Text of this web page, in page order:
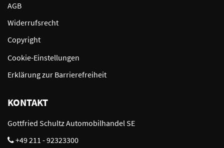
AGB
Widerrufsrecht
Copyright
Cookie-Einstellungen
Erklärung zur Barrierefreiheit
KONTAKT
Gottfried Schultz Automobilhandel SE
+49 211 - 92323300